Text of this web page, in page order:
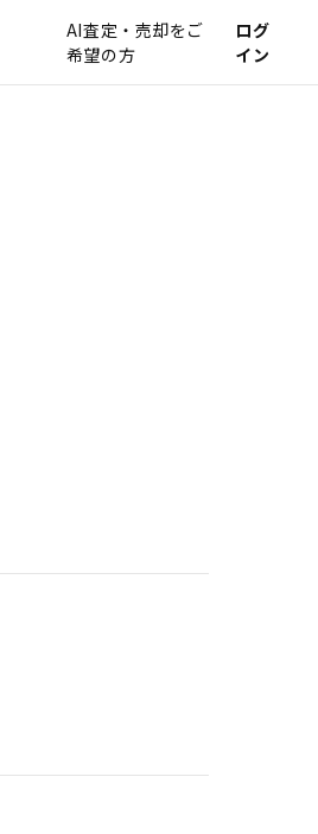
AI査定・売却をご
希望の方
ログ
イン